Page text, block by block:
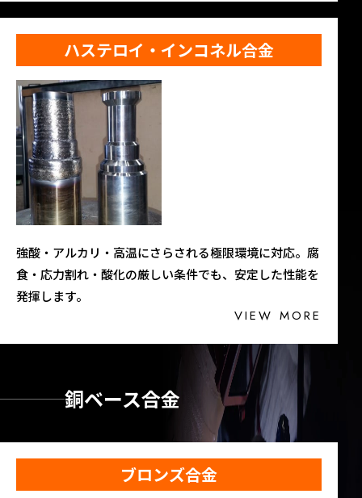
ハステロイ・インコネル合金
強酸・アルカリ・高温にさらされる極限環境に対応。腐
食・応力割れ・酸化の厳しい条件でも、安定した性能を
発揮します。
VIEW MORE
銅ベース合金
ブロンズ合金